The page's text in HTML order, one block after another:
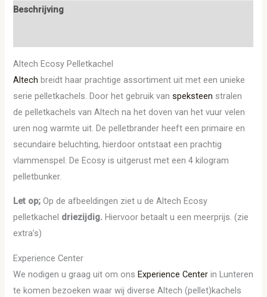
Beschrijving
Altech Ecosy Pelletkachel
Altech breidt haar prachtige assortiment uit met een unieke
serie pelletkachels. Door het gebruik vanspeksteen stralen
de pelletkachels van Altech na het doven van het vuur velen
uren nog warmte uit. De pelletbrander heeft een primaire en
secundaire beluchting, hierdoor ontstaat een prachtig
vlammenspel. De Ecosy is uitgerust met een 4 kilogram
pelletbunker.
Let op;Op de afbeeldingen ziet u de Altech Ecosy
pelletkachel driezijdig. Hiervoor betaalt u een meerprijs. (zie
extra’s)
Experience Center
We nodigen u graag uit om onsExperience Center in Lunteren
te komen bezoeken waar wij diverse Altech (pellet)kachels